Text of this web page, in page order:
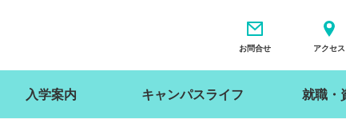
お問合せ アクセス
入学案内 キャンパスライフ 就職・